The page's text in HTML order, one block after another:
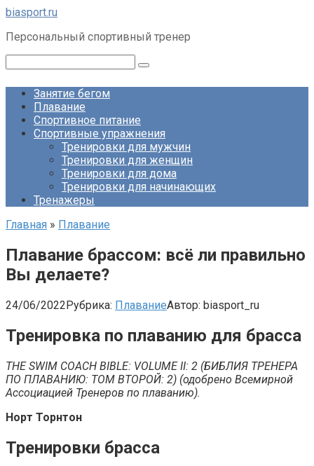
Перейти
контенту
biasport.ru
Персональный спортивный тренер
Занятие бегом
Плавание
Спортивное питание
Спортивные упражнения
Тренировки для мужчин
Тренировки для женщин
Тренировки для дома
Тренировки для начинающих
Тренажеры
Главная » Плавание
Плавание брассом: всё ли правильно
Вы делаете?
24/06/2022Рубрика: ПлаваниеАвтор: biasport_ru
Тренировка по плаванию для брасса
THE SWIM COACH BIBLE: VOLUME II: 2 (БИБЛИЯ ТРЕНЕРА
ПО ПЛАВАНИЮ: ТОМ ВТОРОЙ: 2) (одобрено Всемирной
Ассоциацией Тренеров по плаванию).
Норт Торнтон
Тренировки брасса